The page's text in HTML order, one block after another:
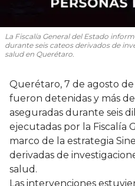
La Fiscalía General del Estado
durante seis cateos derivados de
salud en Querétaro.
Querétaro, 7 de agosto
fueron detenidas y más
aseguradas durante seis
ejecutadas por la Fiscalía
marco de la estrategia
derivadas de
salud.
Las intervenciones